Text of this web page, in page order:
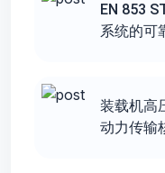
EN 853
系统的可
装载机高
动力传输